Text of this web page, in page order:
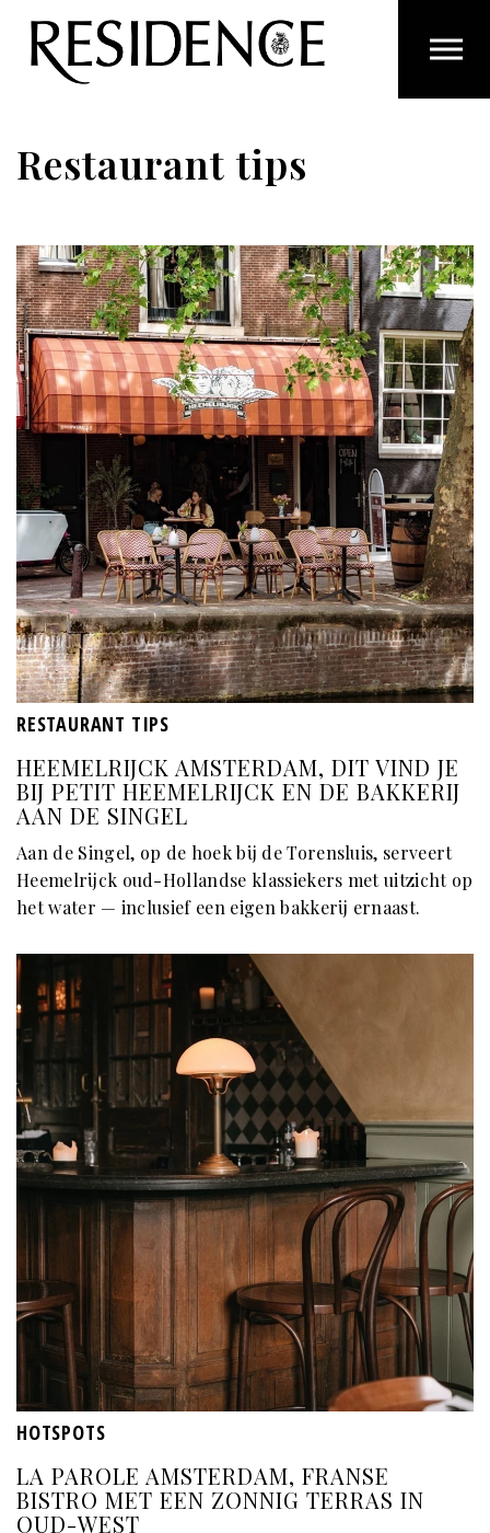
Overslaan en ga direct naar de inhoud
Restaurant tips
RESTAURANT TIPS
HEEMELRIJCK AMSTERDAM, DIT VIND JE
BIJ PETIT HEEMELRIJCK EN DE BAKKERIJ
AAN DE SINGEL
Aan de Singel, op de hoek bij de Torensluis, serveert
Heemelrijck oud-Hollandse klassiekers met uitzicht op
het water — inclusief een eigen bakkerij ernaast.
HOTSPOTS
LA PAROLE AMSTERDAM, FRANSE
BISTRO MET EEN ZONNIG TERRAS IN
OUD-WEST